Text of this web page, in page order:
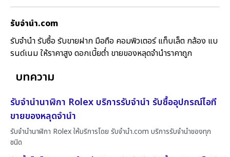
รับจํานํา.com
รับจำนำ รับซื้อ รับขายฝาก มือถือ คอมพิวเตอร์ แท็บเล็ต กล้อง แบ
รนด์เนม ให้ราคาสูง ดอกเบี้ยต่ำ ขายของหลุดจำนำราคาถูก
บทความ
รับจำนำนาฬิกา Rolex บริการรับจำนำ รับซื้ออุปกรณ์ไอที
ขายของหลุดจำนำ
รับจำนำนาฬิกา Rolex ให้บริการโดย รับจํานํา.com บริการรับจำนำของทุก
ชนิด